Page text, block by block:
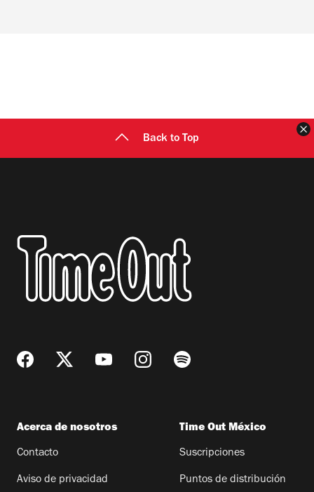
Back to Top
Acerca de nosotros
Contacto
Aviso de privacidad
Time Out México
Suscripciones
Puntos de distribución